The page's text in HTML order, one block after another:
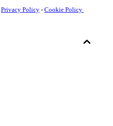
Privacy Policy - Cookie Policy